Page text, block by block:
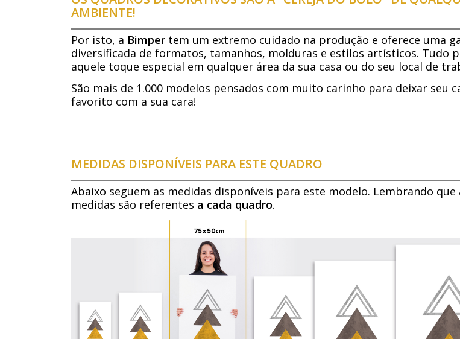
AMBIENTE!
Por isto, a Bimper tem um extremo cuidado na produção e oferece uma
diversificada de formatos, tamanhos, molduras e estilos artísticos. Tudo
aquele toque especial em qualquer área da sua casa ou do seu local de
São mais de 1.000 modelos pensados com muito carinho para deixar seu
favorito com a sua cara!
MEDIDAS DISPONÍVEIS PARA ESTE QUADRO
Abaixo seguem as medidas disponíveis para este modelo. Lembrando que
medidas são referentes a cada quadro.